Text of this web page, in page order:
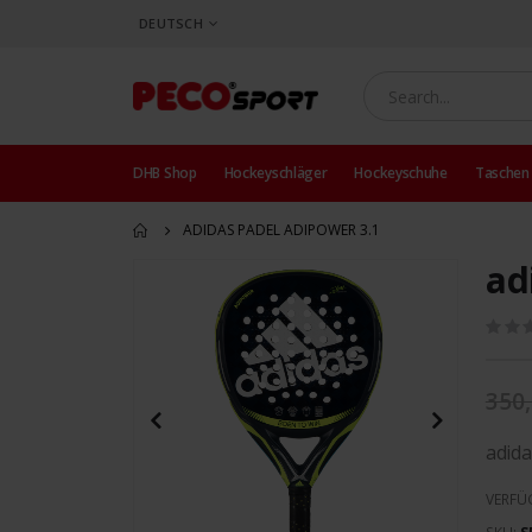
SPRACHE
DEUTSCH
DHB Shop Hockeyschläger Hockeyschuhe Taschen
ADIDAS PADEL ADIPOWER 3.1
Bildergalerie